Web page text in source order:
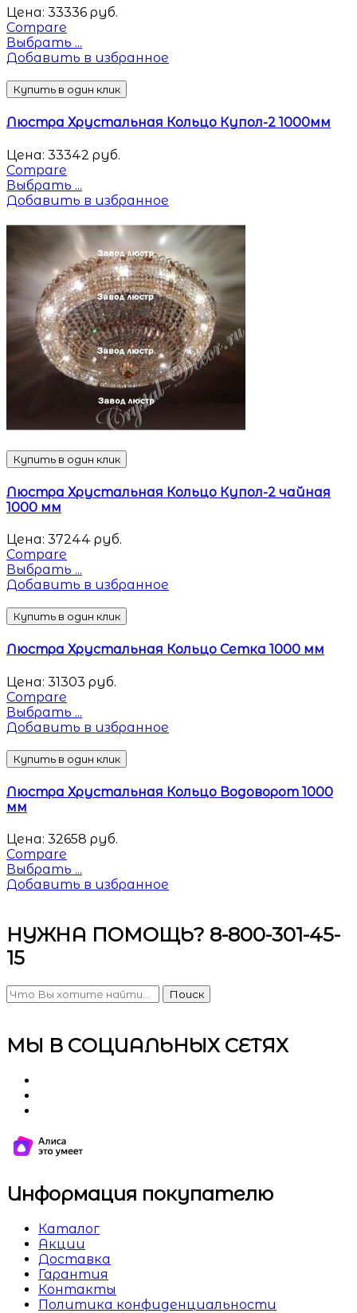
Цена: 33336 руб.
Compare
Выбрать ...
Добавить в избранное
Купить в один клик
Люстра Хрустальная Кольцо Купол-2 1000мм
Цена: 33342 руб.
Compare
Выбрать ...
Добавить в избранное
Купить в один клик
Люстра Хрустальная Кольцо Купол-2 чайная
1000 мм
Цена: 37244 руб.
Compare
Выбрать ...
Добавить в избранное
Купить в один клик
Люстра Хрустальная Кольцо Сетка 1000 мм
Цена: 31303 руб.
Compare
Выбрать ...
Добавить в избранное
Купить в один клик
Люстра Хрустальная Кольцо Водоворот 1000
мм
Цена: 32658 руб.
Compare
Выбрать ...
Добавить в избранное
НУЖНА ПОМОЩЬ? 8-800-301-45-
15
Поиск
МЫ В СОЦИАЛЬНЫХ СЕТЯХ
Информация покупателю
Каталог
Акции
Доставка
Гарантия
Контакты
Политика конфиденциальности